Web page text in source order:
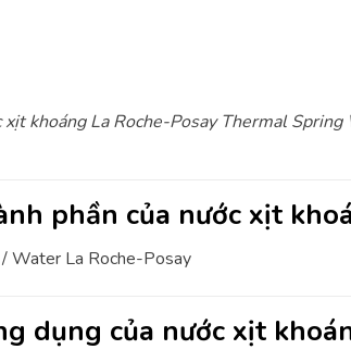
xịt khoáng La Roche-Posay Thermal
phần của nước xịt
Water La Roche-Posay
dụng của nước xịt